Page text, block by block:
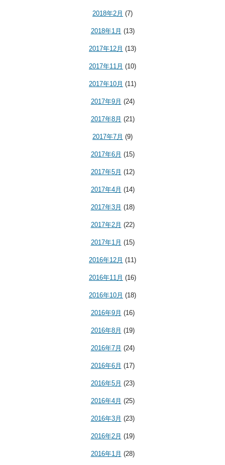
2018年2月 (7)
2018年1月 (13)
2017年12月 (13)
2017年11月 (10)
2017年10月 (11)
2017年9月 (24)
2017年8月 (21)
2017年7月 (9)
2017年6月 (15)
2017年5月 (12)
2017年4月 (14)
2017年3月 (18)
2017年2月 (22)
2017年1月 (15)
2016年12月 (11)
2016年11月 (16)
2016年10月 (18)
2016年9月 (16)
2016年8月 (19)
2016年7月 (24)
2016年6月 (17)
2016年5月 (23)
2016年4月 (25)
2016年3月 (23)
2016年2月 (19)
2016年1月 (28)